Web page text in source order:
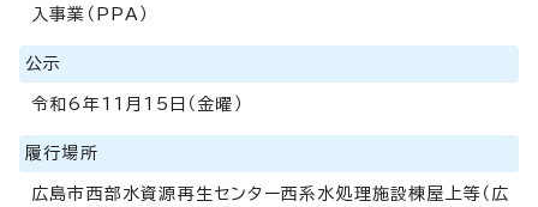
入事業（PPA）
公示
令和6年11月15日（金曜）
履行場所
広島市西部水資源再生センター西系水処理施設棟屋上等（広